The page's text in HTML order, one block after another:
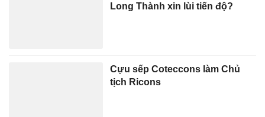
Long Thành xin lùi tiến độ?
Cựu sếp Coteccons làm Chủ
tịch Ricons